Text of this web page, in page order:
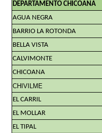
DEPARTAMENTO CHICOANA
AGUA NEGRA
BARRIO LA ROTONDA
BELLA VISTA
CALVIMONTE
CHICOANA
CHIVILME
EL CARRIL
EL MOLLAR
EL TIPAL